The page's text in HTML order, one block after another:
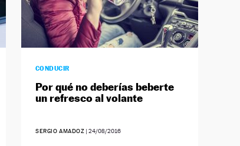
CONDUCIR
Por qué no deberías beberte
un refresco al volante
SERGIO AMADOZ |24/08/2016